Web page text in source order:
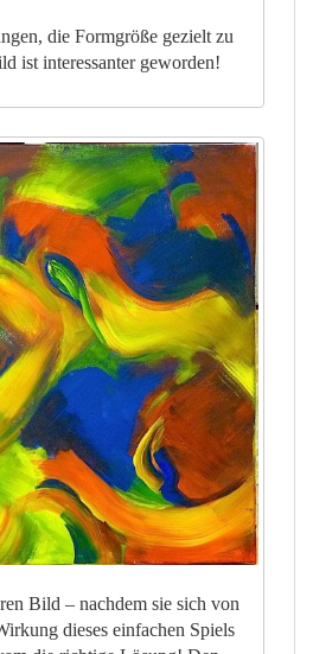
die Formgröße gezielt zu
ist interessanter geworden!
Bild – nachdem sie sich von
dieses einfachen Spiels